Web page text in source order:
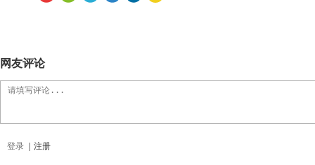
网友评论
登录 注册